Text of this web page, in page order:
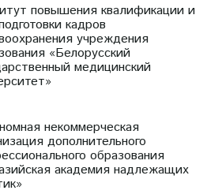
повышения квалификации и
кадров
учреждения
«Белорусский
медицинский
некоммерческая
дополнительного
образования
академия надлежащих